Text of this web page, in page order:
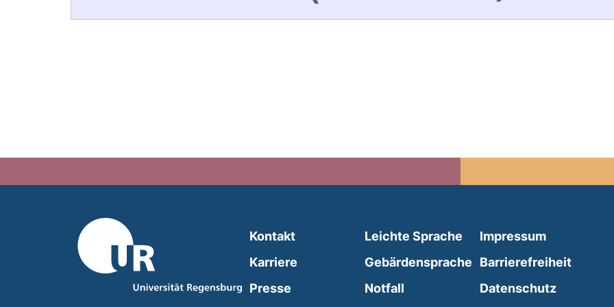
Kontakt
Karriere
Presse
Leichte Sprache (external link, opens in a
Gebärdensprache (external link, opens in
Notfall (external link, opens in a new
Impressum
Barrierefreiheit
Datenschutz